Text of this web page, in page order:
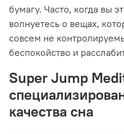
бумагу. Часто, когда вы
волнуетесь о вещах,
совсем не
беспокойство и
Super Jump
качества сна